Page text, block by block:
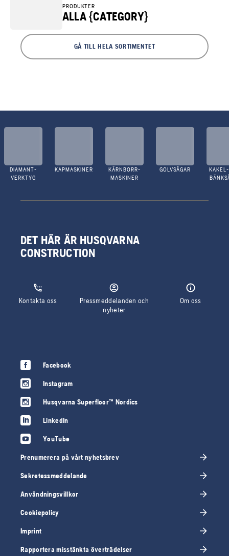
PRODUKTER
ALLA {CATEGORY}
GÅ TILL HELA SORTIMENTET
DIAMANT-
VERKTYG
KAPMASKINER
KÄRNBORR-
MASKINER
GOLVSÅGAR
DET HÄR ÄR HUSQVARNA
CONSTRUCTION
Kontakta oss
Pressmeddelanden och
nyheter
Om oss
Facebook
Instagram
Husqvarna Superfloor™ Nordics
LinkedIn
YouTube
Prenumerera på vårt nyhetsbrev
Sekretessmeddelande
Användningsvillkor
Cookiepolicy
Imprint
Rapportera misstänkta överträdelser